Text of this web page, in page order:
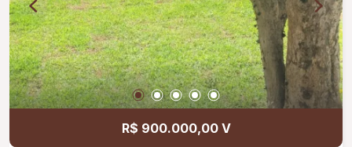
R$ 900.000,00 V